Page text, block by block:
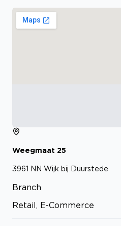
Weegmaat 25
3961 NN Wijk bij Duurstede
Branch
Retail, E-Commerce